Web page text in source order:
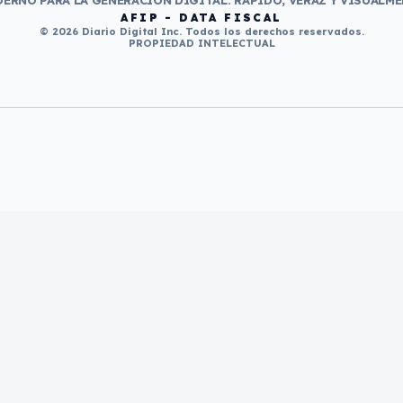
AFIP - DATA FISCAL
© 2026 Diario Digital Inc. Todos los derechos reservados.
PROPIEDAD INTELECTUAL